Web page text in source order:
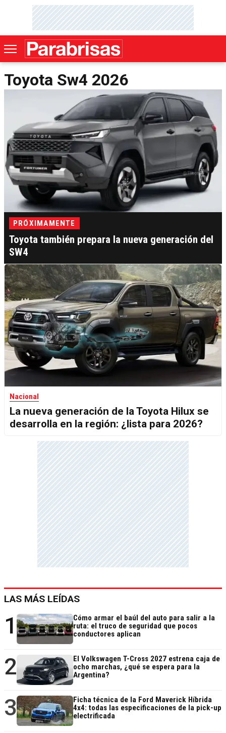
Toyota Sw4 2026
PRÓXIMAMENTE
Toyota también prepara la nueva generación del
SW4
Nacional
La nueva generación de la Toyota Hilux se
desarrolla en la región: ¿lista para 2026?
LAS MÁS LEÍDAS
1
Cómo armar el baúl del auto para salir a la
ruta: el truco de seguridad que pocos
conductores aplican
2
El Volkswagen T-Cross 2027 estrena caja de
ocho marchas, ¿qué se espera para la
Argentina?
3
Ficha técnica de la Ford Maverick Híbrida
4x4: todas las especificaciones de la pick-up
electrificada